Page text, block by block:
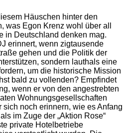
Häuschen hinter den
was Egon Krenz wohl über all
in Deutschland denken mag.
erinnert, wenn zigtausende
gehen und die Politik der
sondern lauthals eine
um die historische Mission
bald zu vollenden? Empfindet
wenn er von den angestrebten
Wohnungsgesellschaften
sich noch erinnern, wie es Anfang
im Zuge der „Aktion Rose“
private Hotelbetriebe